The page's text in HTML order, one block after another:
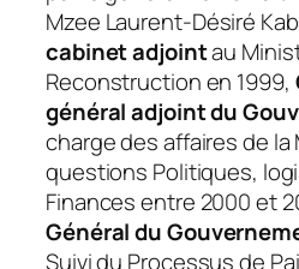
Mzee Laurent-Désiré
cabinet adjointau
Reconstruction en 1999,
général adjoint du
charge des affaires de la
questions Politiques,
Finances entre 2000 et
Général du
Suivi du Processus de